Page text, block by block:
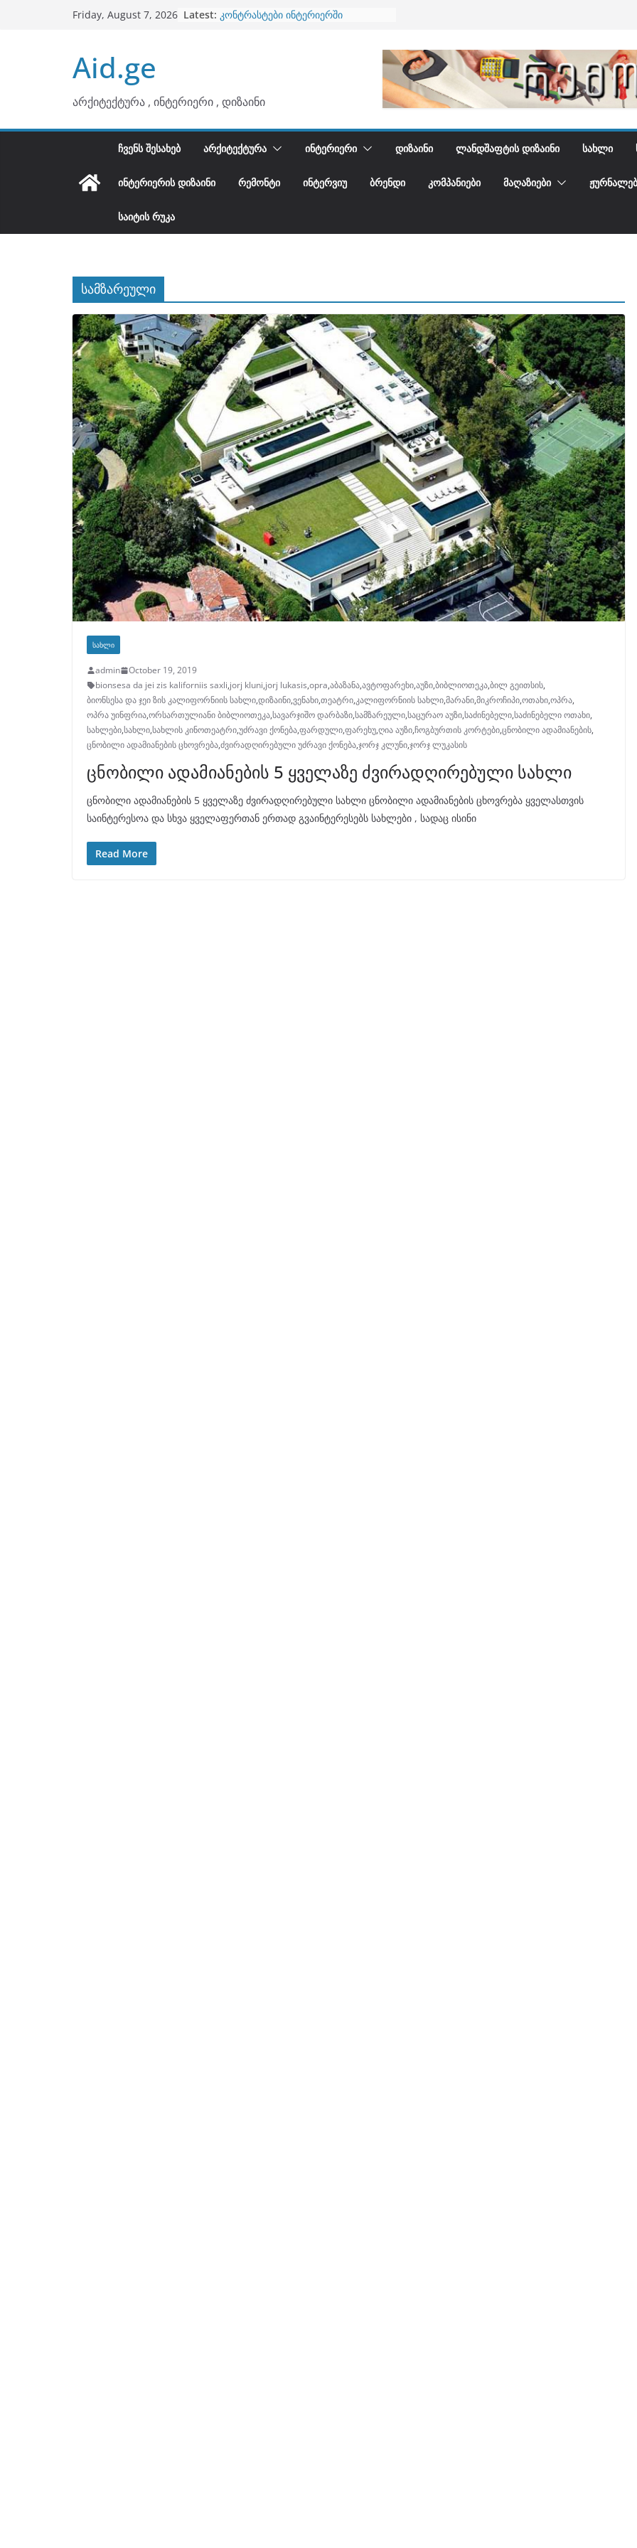
Friday, August 7, 2026 Latest: კონტრასტები ინტერიერში
Aid.ge
არქიტექტურა , ინტერიერი , დიზაინი
ᲩᲕᲔᲜᲡ ᲨᲔᲡᲐᲮᲔᲑ ᲐᲠᲥᲘᲢᲔᲥᲢᲣᲠᲐ ᲘᲜᲢᲔᲠᲘᲔᲠᲘ ᲓᲘᲖᲐᲘᲜᲘ ᲚᲐᲜᲓᲨᲐᲤᲢᲘᲡ ᲓᲘᲖᲐᲘᲜᲘ ᲡᲐᲮᲚᲘ
ᲘᲜᲢᲔᲠᲘᲔᲠᲘᲡ ᲓᲘᲖᲐᲘᲜᲘ ᲠᲔᲛᲝᲜᲢᲘ ᲘᲜᲢᲔᲠᲕᲘᲣ ᲑᲠᲔᲜᲓᲘ ᲙᲝᲛᲞᲐᲜᲘᲔᲑᲘ ᲛᲐᲦᲐᲖᲘᲔᲑᲘ
ᲡᲐᲘᲢᲘᲡ ᲠᲣᲙᲐ
სამზარეული
ᲡᲐᲮᲚᲘ
admin
October 19, 2019
bionsesa da jei zis kaliforniis saxli,jorj kluni,jorj lukasis,opra,აბაზანა,ავტოფარეხი,აუზი,ბიბლიოთეკა,ბილ გეითსის,
ბიონსესა და ჯეი ზის კალიფორნიის სახლი,დიზაინი,ვენახი,თეატრი,კალიფორნიის სახლი,მარანი,მიკროჩიპი,ოთახი,ოპრა,
ოპრა უინფრია,ორსართულიანი ბიბლიოთეკა,სავარჯიშო დარბაზი,სამზარეული,საცურაო აუზი,საძინებელი,საძინებელი ოთახი,
სახლები,სახლი,სახლის კინოთეატრი,უძრავი ქონება,ფარდული,ფარეხუ,ღია აუზი,ჩოგბურთის კორტები,ცნობილი ადამიანების,
ცნობილი ადამიანების ცხოვრება,ძვირადღირებული უძრავი ქონება,ჯორჯ კლუნი,ჯორჯ ლუკასის
ცნობილი ადამიანების 5 ყველაზე ძვირადღირებული სახლი
ცნობილი ადამიანების 5 ყველაზე ძვირადღირებული სახლი ცნობილი ადამიანების ცხოვრება ყველასთვის
საინტერესოა და სხვა ყველაფერთან ერთად გვაინტერესებს სახლები , სადაც ისინი
Read More